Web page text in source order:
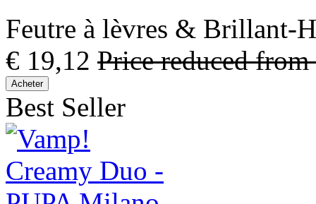
Feutre à lèvres & Brillant-
€ 19,12 Price reduced from
Acheter
Best Seller